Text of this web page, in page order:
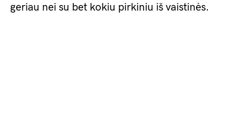
geriau nei su bet kokiu pirkiniu iš vaistinės.